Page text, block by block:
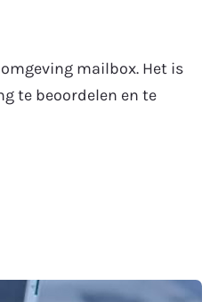
mailbox. Het is
te beoordelen en te